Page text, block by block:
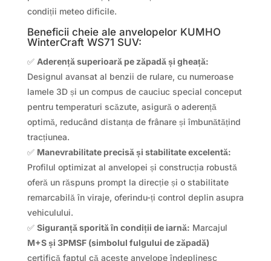
condiții meteo dificile.
Beneficii cheie ale anvelopelor KUMHO
WinterCraft WS71 SUV:
✅ Aderență superioară pe zăpadă și gheață:
Designul avansat al benzii de rulare, cu numeroase
lamele 3D și un compus de cauciuc special conceput
pentru temperaturi scăzute, asigură o aderență
optimă, reducând distanța de frânare și îmbunătățind
tracțiunea.
✅ Manevrabilitate precisă și stabilitate excelentă:
Profilul optimizat al anvelopei și construcția robustă
oferă un răspuns prompt la direcție și o stabilitate
remarcabilă în viraje, oferindu-ți control deplin asupra
vehiculului.
✅ Siguranță sporită în condiții de iarnă: Marcajul
M+S și 3PMSF (simbolul fulgului de zăpadă)
certifică faptul că aceste anvelope îndeplinesc